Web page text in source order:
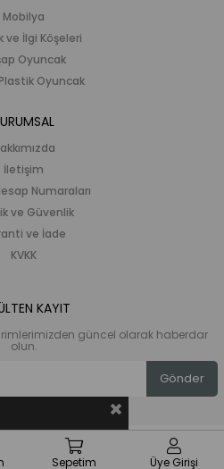
Mobilya
ve İlgi Köşeleri
Oyuncak
Oyuncak
İletişim
Numaraları
ve Güvenlik
ve İade
KVKK
KAYIT
güncel olarak haberdar
olun.
Gönder
Sepetim Üye Girişi